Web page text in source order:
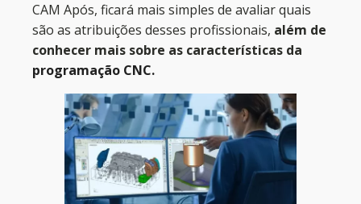
CAM Após, ficará mais simples de avaliar quais
são as atribuições desses profissionais, além de
conhecer mais sobre as características da
programação CNC.